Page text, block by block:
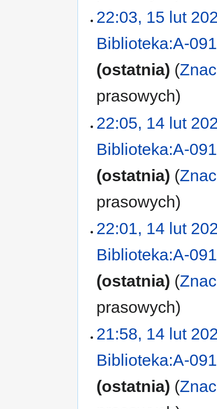
22:03, 15 lut
Biblioteka:A-
ostatnia
prasowych
22:05, 14 lut
Biblioteka:A-
ostatnia
prasowych
22:01, 14 lut
Biblioteka:A-
ostatnia
prasowych
21:58, 14 lut
Biblioteka:A-
ostatnia